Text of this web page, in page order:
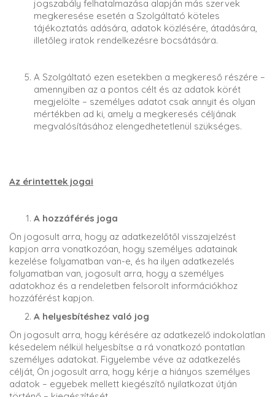
jogszabály felhatalmazása alapján más szervek
megkeresése esetén a Szolgáltató köteles
tájékoztatás adására, adatok közlésére, átadására,
illetőleg iratok rendelkezésre bocsátására.
A Szolgáltató ezen esetekben a megkereső részére –
amennyiben az a pontos célt és az adatok körét
megjelölte – személyes adatot csak annyit és olyan
mértékben ad ki, amely a megkeresés céljának
megvalósításához elengedhetetlenül szükséges.
Az érintettek jogai
A hozzáférés joga
Ön jogosult arra, hogy az adatkezelőtől visszajelzést
kapjon arra vonatkozóan, hogy személyes adatainak
kezelése folyamatban van-e, és ha ilyen adatkezelés
folyamatban van, jogosult arra, hogy a személyes
adatokhoz és a rendeletben felsorolt információkhoz
hozzáférést kapjon.
A helyesbítéshez való jog
Ön jogosult arra, hogy kérésére az adatkezelő indokolatlan
késedelem nélkül helyesbítse a rá vonatkozó pontatlan
személyes adatokat. Figyelembe véve az adatkezelés
célját, Ön jogosult arra, hogy kérje a hiányos személyes
adatok – egyebek mellett kiegészítő nyilatkozat útján